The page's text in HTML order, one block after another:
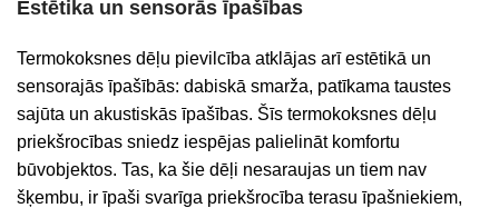
Estētika un sensorās īpašības
Termokoksnes dēļu pievilcība atklājas arī estētikā un
sensorajās īpašībās: dabiskā smarža, patīkama taustes
sajūta un akustiskās īpašības. Šīs termokoksnes dēļu
priekšrocības sniedz iespējas palielināt komfortu
būvobjektos. Tas, ka šie dēļi nesaraujas un tiem nav
šķembu, ir īpaši svarīga priekšrocība terasu īpašniekiem,